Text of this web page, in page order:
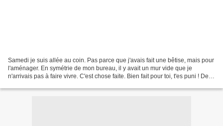
Samedi je suis allée au coin. Pas parce que j'avais fait une bêtise, mais pour
l'aménager. En symétrie de mon bureau, il y avait un mur vide que je
n'arrivais pas à faire vivre. C'est chose faite. Bien fait pour toi, t'es puni ! Des